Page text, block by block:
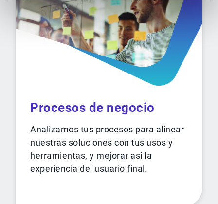
Procesos de negocio
Analizamos tus procesos para alinear
nuestras soluciones con tus usos y
herramientas, y mejorar así la
experiencia del usuario final.